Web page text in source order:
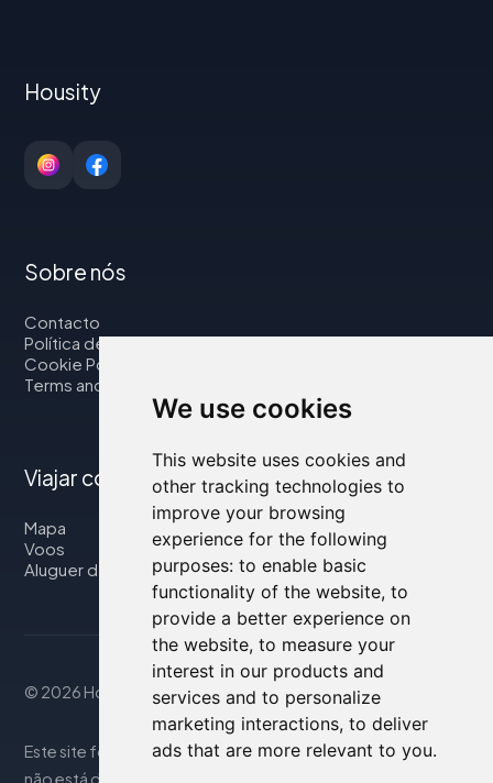
We use cookies
This website uses cookies and
other tracking technologies to
improve your browsing
experience for the following
purposes: to enable basic
functionality of the website, to
provide a better experience on
the website, to measure your
interest in our products and
services and to personalize
marketing interactions, to deliver
ads that are more relevant to you.
Housity
Sobre nós
Contacto
Política de privacidade
Cookie Policy
Terms and Conditions
Viajar connosco
Mapa
Voos
Aluguer de automóveis
© 2026 Housity.net
Este site fornece informações apenas para referência e
não está de forma alguma associado aos